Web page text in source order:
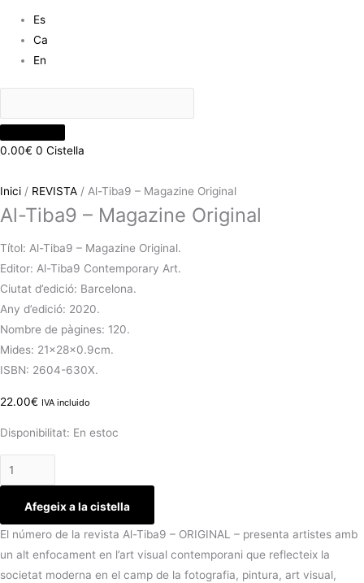
Es
Ca
En
0.00€ 0 Cistella
Inici / REVISTA / Al-Tiba9 – Magazine Original
Al-Tiba9 – Magazine Original
Títol: Al-Tiba9 – Magazine Original.
Editor: Al-Tiba9 Contemporary Art.
Ciutat d’edició: Barcelona.
Any d’edició: 2020.
Nombre de pàgines: 120.
Mides: 21x28x0.9cm.
ISBN: 2604-630X.
22.00€ IVA incluido
Disponibilitat: En estoc
Afegeix a la cistella
El número de la revista Al-Tiba9 – ORIGINAL – presenta artistes amb
un alt enfocament en l’art visual contemporani que reflecteix la
societat moderna en el camp de la fotografia, pintura, art visual,